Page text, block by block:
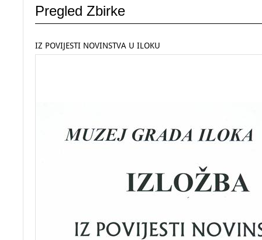
Pregled Zbirke
IZ POVIJESTI NOVINSTVA U ILOKU